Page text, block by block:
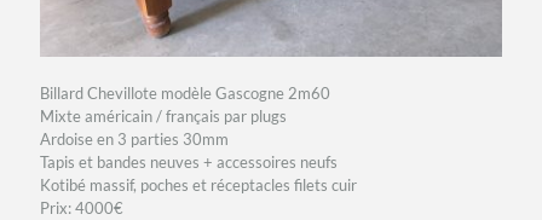
Billard Chevillote modèle Gascogne 2m60
Mixte américain / français par plugs
Ardoise en 3 parties 30mm
Tapis et bandes neuves + accessoires neufs
Kotibé massif, poches et réceptacles filets cuir
Prix: 4000€